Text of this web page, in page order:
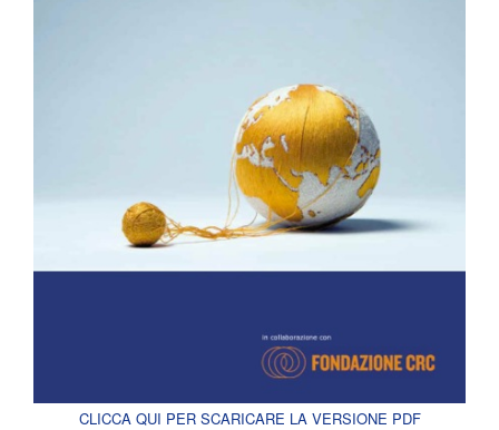
CLICCA QUI PER SCARICARE LA VERSIONE PDF